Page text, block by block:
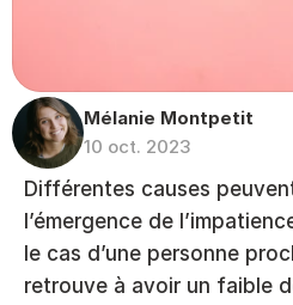
Mélanie Montpetit
10 oct. 2023
Différentes causes
l’émergence de
le cas d’une personne
retrouve à avoir un faible